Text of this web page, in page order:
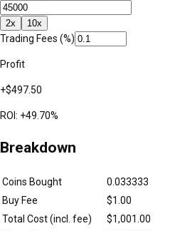
2x 10x
Trading Fees (%)
Profit
+$497.50
ROI: +49.70%
Breakdown
Coins Bought
0.033333
Buy Fee
$1.00
Total Cost (incl. fee)
$1,001.00